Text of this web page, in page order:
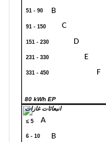
51 - 90 B
91 - 150 C
151 - 230 D
231 - 330 E
331 - 450 F
80 kWh EP
≤ 5 A
6 - 10 B
انبعاثات غازات